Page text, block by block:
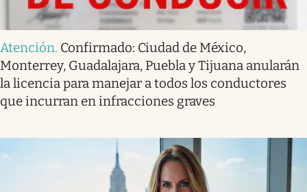
Atención. Confirmado: Ciudad de México,
Monterrey, Guadalajara, Puebla y Tijuana anularán
la licencia para manejar a todos los conductores
que incurran en infracciones graves